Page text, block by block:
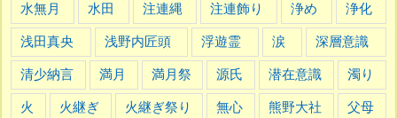
水無月 水田 注連縄 注連飾り 浄め 浄化
浅田真央 浅野内匠頭 浮遊霊 涙 深層意識
清少納言 満月 満月祭 源氏 潜在意識 濁り
火 火継ぎ 火継ぎ祭り 無心 熊野大社 父母